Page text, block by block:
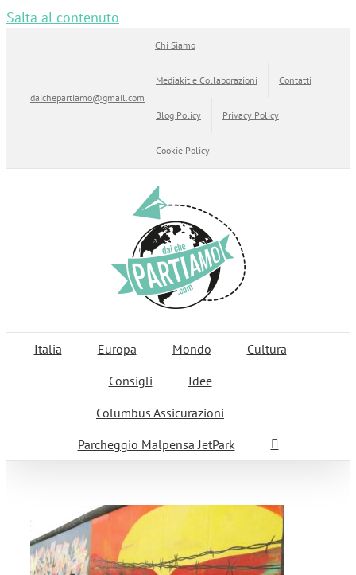
Salta al contenuto
daichepartiamo@gmail.com
Chi Siamo
Mediakit e Collaborazioni Contatti
Blog Policy Privacy Policy
Cookie Policy
Italia Europa Mondo
Cultura
Consigli
Idee
Columbus Assicurazioni
Parcheggio Malpensa JetPark